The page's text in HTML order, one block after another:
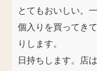
とてもおいしい。
個入りを買ってき
りします。
日持ちします。店